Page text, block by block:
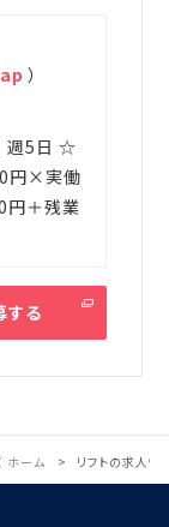
）
週5日 ☆
円×実働
＋残業
する
ホーム リフトの求人情